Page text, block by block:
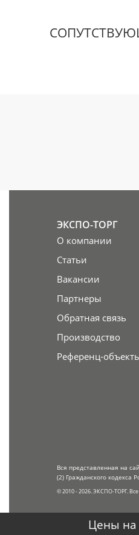
ЭКСПО-ТОРГ
О компании
Статьи
Вакансии
Партнеры
Обратная связь
Производство
Референц-
Вся представленная на
(2) Гражданского кодекса
© 2010 - 2026. ЭКСПО-ТОРГ.
Цены на